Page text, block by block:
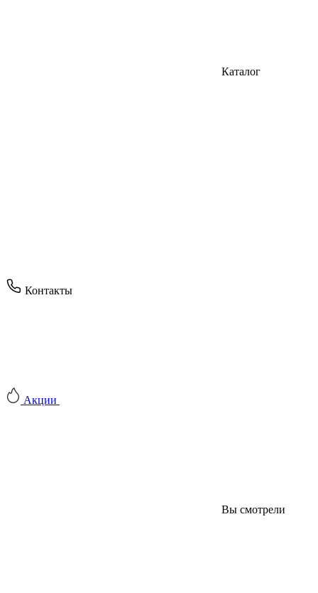
Каталог
Контакты
Акции
Вы смотрели